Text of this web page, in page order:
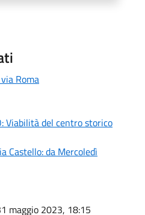
Roma
Viabilità del centro storico
Castello: da Mercoledì
maggio 2023, 18:15